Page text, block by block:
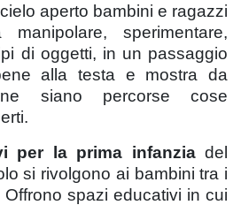
aperto bambini e ragazzi
sperimentare,
di oggetti, in un passaggio
alla testa e mostra da
siano percorse cose
per la prima infanzia del
si rivolgono ai bambini tra i
spazi educativi in cui